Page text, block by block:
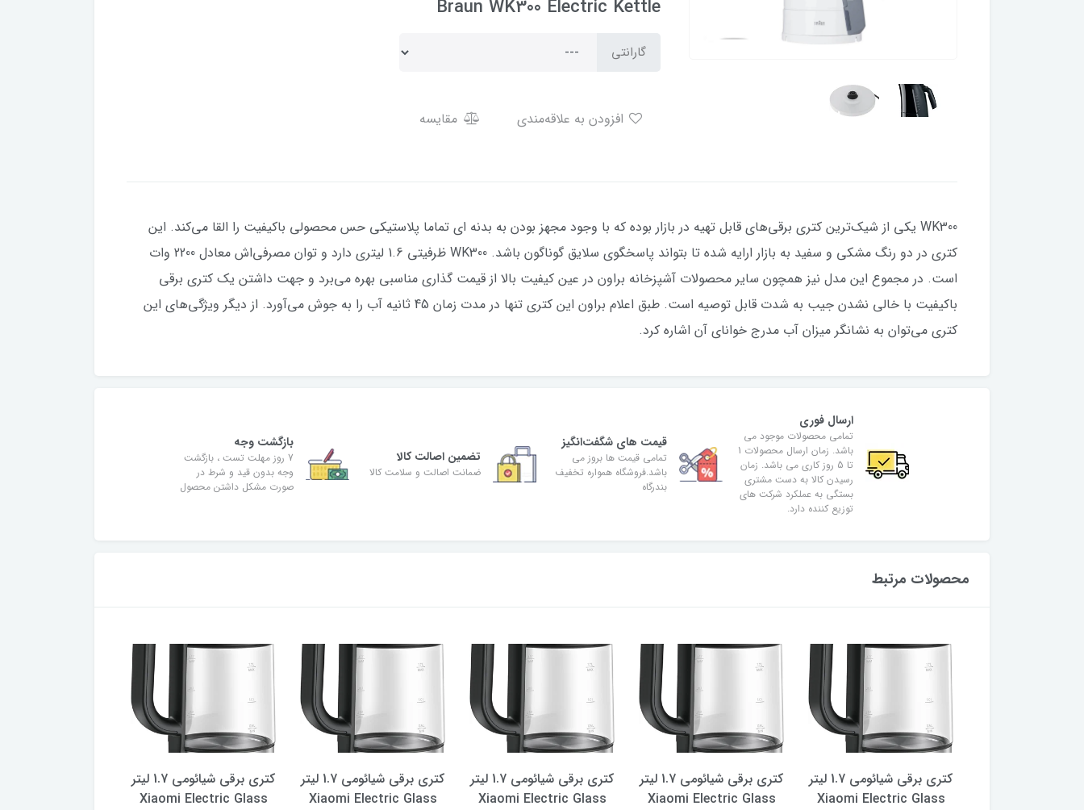
Braun WK300 Electric Kettle
گارانتی
مقایسه
​​​​WK300 یکی از شیک‌ترین کتری برقی‌های قابل تهیه در بازار بوده که با وجود مجهز بودن به بدنه ای تماما پلاستیکی حس محصولی باکیفیت را القا می‌کند. این
کتری در دو رنگ مشکی و سفید به بازار ارایه شده تا بتواند پاسخگوی سلایق گوناگون باشد. WK300 ظرفیتی 1.6 لیتری دارد و توان مصرفی‌اش معادل 2200 وات
است. در مجموع این مدل نیز همچون سایر محصولات آشپزخانه براون در عین کیفیت بالا از قیمت گذاری مناسبی بهره می‌برد و جهت داشتن یک کتری برقی
باکیفیت با خالی نشدن جیب به شدت قابل توصیه است. طبق اعلام براون این کتری تنها در مدت زمان 45 ثانیه آب را به جوش می‌آورد. از دیگر ویژگی‌های این
کتری می‌توان به نشانگر میزان آب مدرج خوانای آن اشاره کرد.
ارسال فوری
تمامی محصولات موجود می
باشد. زمان ارسال محصولات 1
تا 5 روز کاری می باشد. زمان
رسیدن کالا به دست مشتری
بستگی به عملکرد شرکت های
توزیع کننده دارد.
قیمت های شگفت‌انگیز
تمامی قیمت ها بروز می
باشد.فروشگاه همواره تخفیف
بندرگاه
تضمین اصالت کالا
ضمانت اصالت و سلامت کالا
بازگشت وجه
7 روز مهلت تست ، بازگشت
وجه بدون قید و شرط در
صورت مشکل داشتن محصول
محصولات مرتبط
کتری برقی شیائومی 1.7 ليتر
Xiaomi Electric Glass
کتری برقی شیائومی 1.7 ليتر
Xiaomi Electric Glass
کتری برقی شیائومی 1.7 ليتر
Xiaomi Electric Glass
کتری برقی شیائومی 1.7 ليتر
Xiaomi Electric Glass
کتری برقی شیائومی 1.7 ليتر
Xiaomi Electric Glass